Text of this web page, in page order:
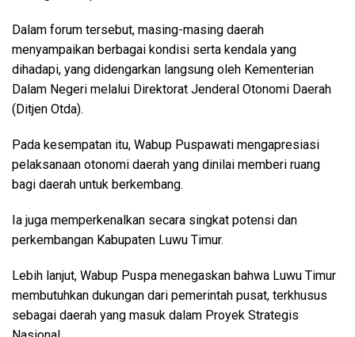
Dalam forum tersebut, masing-masing daerah
menyampaikan berbagai kondisi serta kendala yang
dihadapi, yang didengarkan langsung oleh Kementerian
Dalam Negeri melalui Direktorat Jenderal Otonomi Daerah
(Ditjen Otda).
Pada kesempatan itu, Wabup Puspawati mengapresiasi
pelaksanaan otonomi daerah yang dinilai memberi ruang
bagi daerah untuk berkembang.
Ia juga memperkenalkan secara singkat potensi dan
perkembangan Kabupaten Luwu Timur.
Lebih lanjut, Wabup Puspa menegaskan bahwa Luwu Timur
membutuhkan dukungan dari pemerintah pusat, terkhusus
sebagai daerah yang masuk dalam Proyek Strategis